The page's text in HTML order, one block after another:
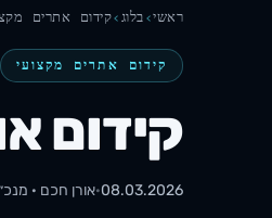
ראשי בלוג קידום אתרים
קידום אתרים מקצועי
קידום
08.03.2026
·אורן חכם ·